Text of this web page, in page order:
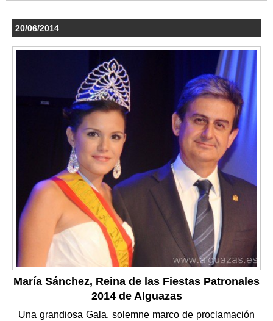
20/06/2014
María Sánchez, Reina de las Fiestas Patronales
2014 de Alguazas
Una grandiosa Gala, solemne marco de proclamación